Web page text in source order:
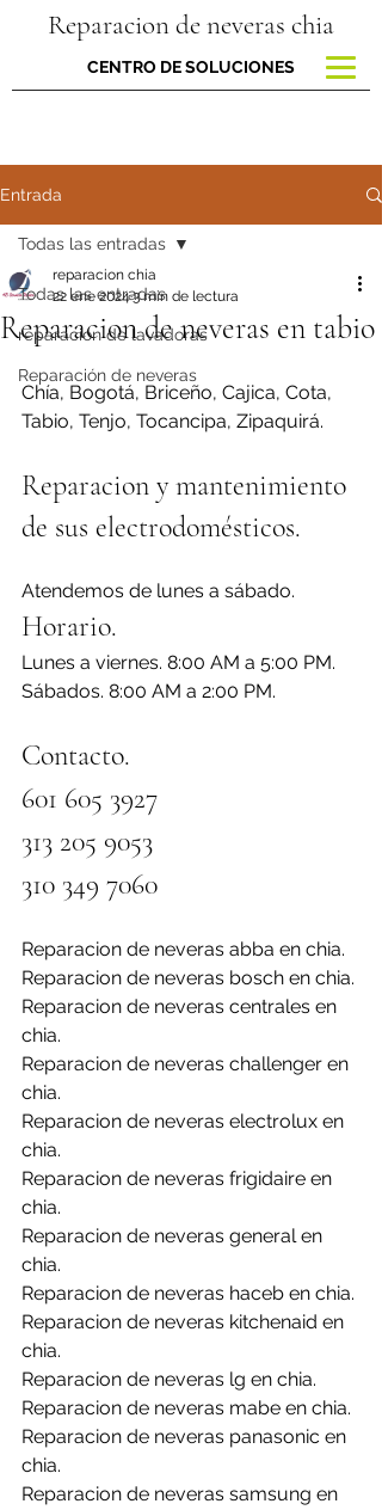
Reparacion de neveras chia
CENTRO DE SOLUCIONES
Entrada
Todas las entradas
reparacion de lavadoras
Reparación de neveras
Todas las entradas
Reparacion de neveras en tabio
reparacion chia
22 ene 20243 min de lectura
Chía, Bogotá, Briceño, Cajica, Cota,
Tabio, Tenjo, Tocancipa, Zipaquirá.
Reparacion y mantenimiento
de sus electrodomésticos.
Atendemos de lunes a sábado.
Horario.
Lunes a viernes. 8:00 AM a 5:00 PM.
Sábados. 8:00 AM a 2:00 PM.
Contacto.
601 605 3927
313 205 9053
310 349 7060
Reparacion de neveras abba en chia.
Reparacion de neveras bosch en chia.
Reparacion de neveras centrales en
chia.
Reparacion de neveras challenger en
chia.
Reparacion de neveras electrolux en
chia.
Reparacion de neveras frigidaire en
chia.
Reparacion de neveras general en
chia.
Reparacion de neveras haceb en chia.
Reparacion de neveras kitchenaid en
chia.
Reparacion de neveras lg en chia.
Reparacion de neveras mabe en chia.
Reparacion de neveras panasonic en
chia.
Reparacion de neveras samsung en